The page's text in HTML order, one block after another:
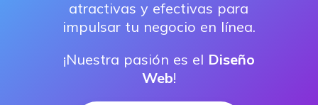
atractivas y efectivas para
impulsar tu negocio en línea.
¡Nuestra pasión es el Diseño
Web!